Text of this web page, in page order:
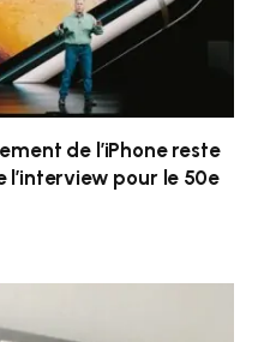
de l’iPhone reste
pour le 50e